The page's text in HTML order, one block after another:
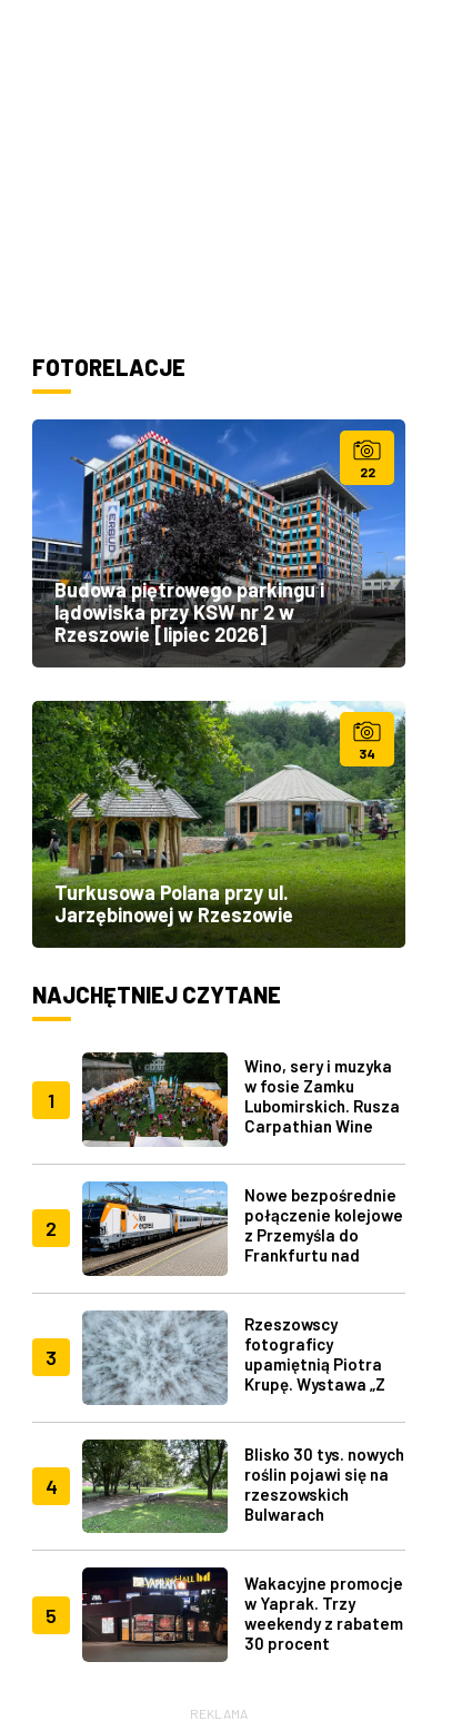
FOTORELACJE
22
Budowa piętrowego parkingu i
lądowiska przy KSW nr 2 w
Rzeszowie [lipiec 2026]
34
Turkusowa Polana przy ul.
Jarzębinowej w Rzeszowie
NAJCHĘTNIEJ CZYTANE
1
Wino, sery i muzyka
w fosie Zamku
Lubomirskich. Rusza
Carpathian Wine
2
Nowe bezpośrednie
połączenie kolejowe
z Przemyśla do
Frankfurtu nad
3
Rzeszowscy
fotograficy
upamiętnią Piotra
Krupę. Wystawa „Z
4
Blisko 30 tys. nowych
roślin pojawi się na
rzeszowskich
Bulwarach
5
Wakacyjne promocje
w Yaprak. Trzy
weekendy z rabatem
30 procent
REKLAMA